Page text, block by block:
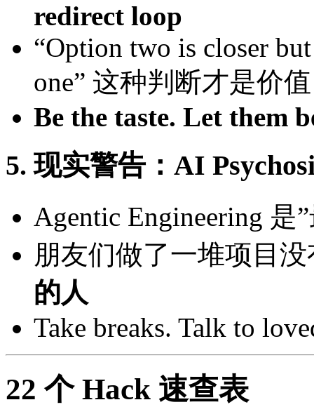
redirect loop
“Option two is closer
one” 这种判断才是价值
Be the taste. Let them
5. 现实警告：AI
Agentic Engineering
朋友们做了一堆项目
的人
Take breaks. Talk to
22 个 Hack 速查表